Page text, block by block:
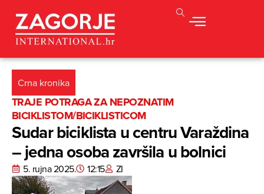
Crna kronika
TRAJE POTRAGA ZA NEPOZNATIM
BICIKLISTOM/BICIKLISTICOM
Sudar biciklista u centru Varaždina
– jedna osoba završila u bolnici
5. rujna 2025. 12:15 ZI